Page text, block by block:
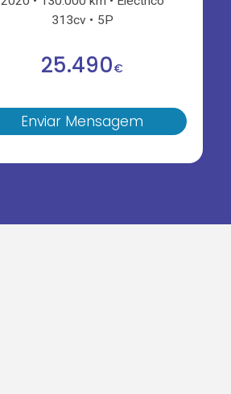
313cv
5P
25.490€
Enviar Mensagem